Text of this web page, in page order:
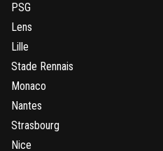
PSG
Lens
Lille
Stade Rennais
Monaco
Nantes
Strasbourg
Nice